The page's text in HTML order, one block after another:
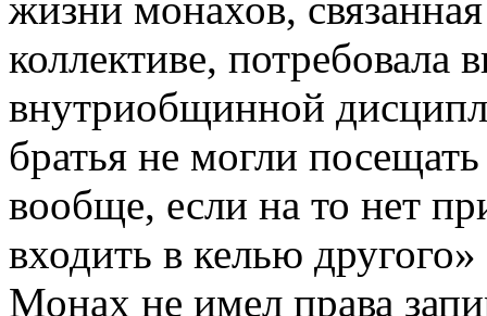
жизни монахов,
коллективе, потребовала
внутриобщинной
братья не могли
вообще, если на то нет
входить в келью
Монах не имел права